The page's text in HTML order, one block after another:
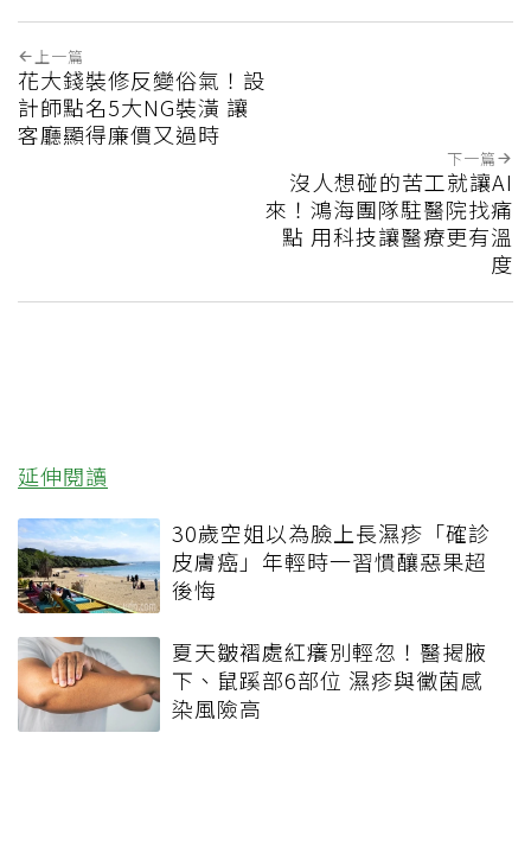
上一篇
花大錢裝修反變俗氣！設
計師點名5大NG裝潢 讓
客廳顯得廉價又過時
下一篇
沒人想碰的苦工就讓AI
來！鴻海團隊駐醫院找痛
點 用科技讓醫療更有溫
度
延伸閱讀
30歲空姐以為臉上長濕疹「確診
皮膚癌」年輕時一習慣釀惡果超
後悔
夏天皺褶處紅癢別輕忽！醫揭腋
下、鼠蹊部6部位 濕疹與黴菌感
染風險高